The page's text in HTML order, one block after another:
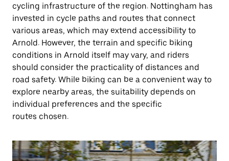
cycling infrastructure of the region. Nottingham has
invested in cycle paths and routes that connect
various areas, which may extend accessibility to
Arnold. However, the terrain and specific biking
conditions in Arnold itself may vary, and riders
should consider the practicality of distances and
road safety. While biking can be a convenient way to
explore nearby areas, the suitability depends on
individual preferences and the specific
routes chosen.